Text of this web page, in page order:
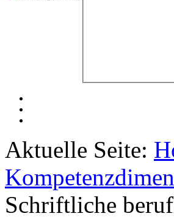
Aktuelle Seite:
Schriftliche